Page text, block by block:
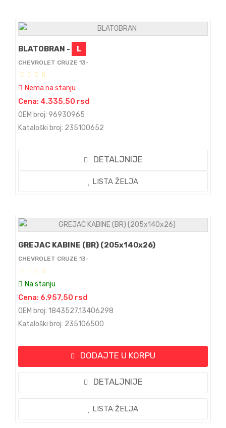
BLATOBRAN - L
CHEVROLET CRUZE 13-
Nema na stanju
Cena: 4.335,50 rsd
OEM broj: 96930965
Kataloški broj: 235100652
DETALJNIJE
LISTA ŽELJA
GREJAC KABINE (BR) (205x140x26)
CHEVROLET CRUZE 13-
Na stanju
Cena: 6.957,50 rsd
OEM broj: 1843527.13406298
Kataloški broj: 235106500
DODAJTE U KORPU
DETALJNIJE
LISTA ŽELJA